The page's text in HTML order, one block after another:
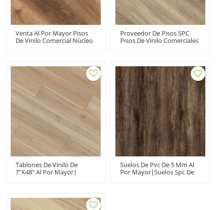
Venta Al Por Mayor Pisos
De Vinilo Comercial Núcleo
Resistente A La
Decoloración Resistente A
Las Manchas UCL 8001
Proveedor De Pisos SPC
Pisos De Vinilo Comerciales
Estilo Sensible Diseño
Innovador UCL 8030
Tablones De Vinilo De
7"X48" Al Por Mayor|
Suelos De Pvc De 5 Mm Al
Por Mayor|suelos Spc De